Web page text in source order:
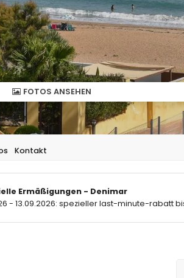
FOTOS ANSEHEN
Kontakt
Ermäßigungen - Denimar
- 13.09.2026: spezieller last-minute-rabatt